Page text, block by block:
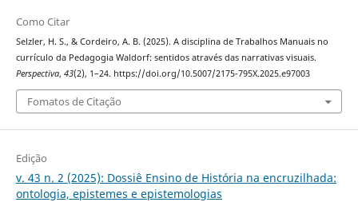
Como Citar
Selzler, H. S., & Cordeiro, A. B. (2025). A disciplina de Trabalhos Manuais no
currículo da Pedagogia Waldorf: sentidos através das narrativas visuais.
Perspectiva, 43(2), 1–24. https://doi.org/10.5007/2175-795X.2025.e97003
Fomatos de Citação
Edição
v. 43 n. 2 (2025): Dossiê Ensino de História na encruzilhada:
ontologia, epistemes e epistemologias